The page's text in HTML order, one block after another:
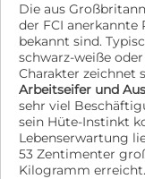
unter 0152
wunderbaren
Zuhause für immer
Die aus
der FCI anerkannte
bekannt sind.
schwarz-weiße
Charakter zeichnet
Arbeitseifer und
sehr viel
sein Hüte-Instinkt
Lebenserwartung
53 Zentimenter
Kilogramm erreicht.